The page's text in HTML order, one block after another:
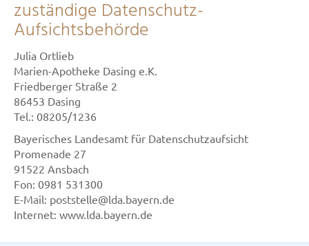
zuständige Datenschutz-
Aufsichtsbehörde
Julia Ortlieb
Marien-Apotheke Dasing e.K.
Friedberger Straße 2
86453 Dasing
Tel.: 08205/1236
Bayerisches Landesamt für Datenschutzaufsicht
Promenade 27
91522 Ansbach
Fon: 0981 531300
E-Mail: poststelle@lda.bayern.de
Internet: www.lda.bayern.de